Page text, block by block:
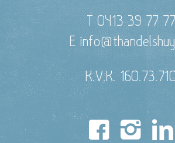
T 0413 39 77 77
E
K.V.K.